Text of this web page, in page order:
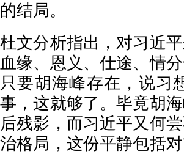
的结局。
杜文分析指出，对习近
血缘、恩义、仕途、情
只要胡海峰存在，说习
事，这就够了。毕竟胡
后残影，而习近平又何
治格局，这份平静包括